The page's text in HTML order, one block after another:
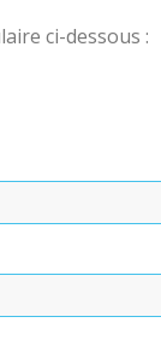
ci-dessous :